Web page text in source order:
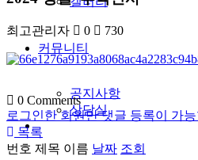
커뮤니티
공지사항
상담실
최고관리자 0 730
0 Comments
로그인한 회원만 댓글 등록이 가
목록
번호 제목 이름 날짜 조회